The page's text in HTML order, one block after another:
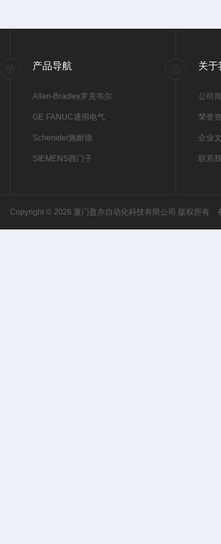
产品导航
Allen-Bradley罗克韦尔
GE FANUC通用电气
Schenider施耐德
SIEMENS西门子
关于
公司
荣誉
企业
联系
Copyright © 2026 厦门盈亦自动化科技有限公司 版权所有